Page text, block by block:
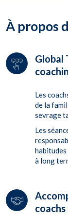
À propos
Global
Les
de la
sevrage
Les
habitudes
à long